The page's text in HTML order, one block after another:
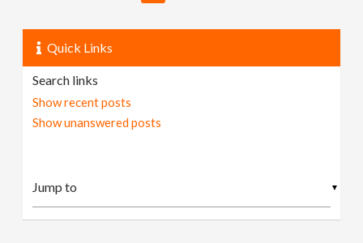
Quick Links
Search links
Show recent posts
Show unanswered posts
▼